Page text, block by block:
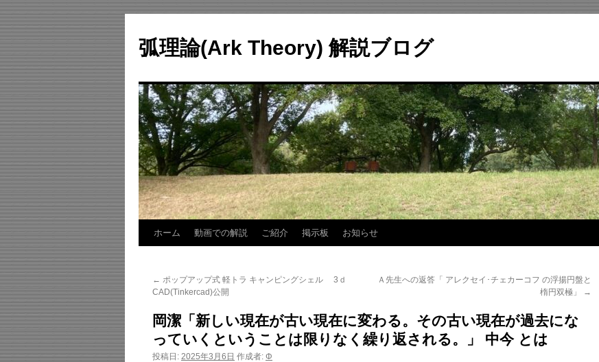
テ
ン
へ
ス
キ
ッ
プ
弧理論(Ark Theory) 解説ブログ
ホーム 動画での解説 ご紹介 掲示板 お知らせ
← ポップアップ式 軽トラ キャンピングシェル 3ｄ
CAD(Tinkercad)公開
Ａ先生への返答「 アレクセイ･チェカーコフ の浮揚円盤と
楕円双極」
→
岡潔「新しい現在が古い現在に変わる。その古い現在が過去にな
っていくということは限りなく繰り返される。」 中今 とは
投稿日: 2025年3月6日 作成者: Φ